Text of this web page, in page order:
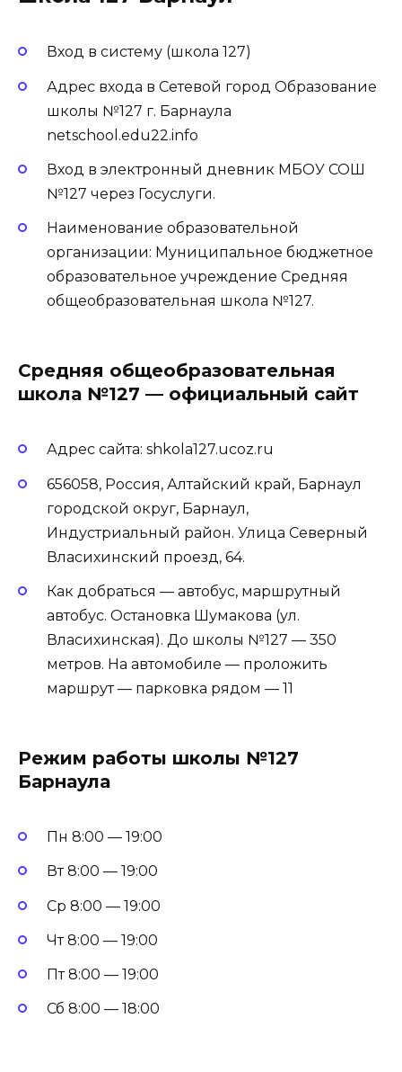
Вход в систему (школа 127)
Адрес входа в Сетевой город Образование
школы №127 г. Барнаула
netschool.edu22.info
Вход в электронный дневник МБОУ СОШ
№127 через Госуслуги.
Наименование образовательной
организации: Муниципальное бюджетное
образовательное учреждение Средняя
общеобразовательная школа №127.
Средняя общеобразовательная
школа №127 — официальный сайт
Адрес сайта: shkola127.ucoz.ru
656058, Россия, Алтайский край, Барнаул
городской округ, Барнаул,
Индустриальный район. Улица Северный
Власихинский проезд, 64.
Как добраться — автобус, маршрутный
автобус. Остановка Шумакова (ул.
Власихинская). До школы №127 — 350
метров. На автомобиле — проложить
маршрут — парковка рядом — 11
Режим работы школы №127
Барнаула
Пн 8:00 — 19:00
Вт 8:00 — 19:00
Ср 8:00 — 19:00
Чт 8:00 — 19:00
Пт 8:00 — 19:00
Сб 8:00 — 18:00